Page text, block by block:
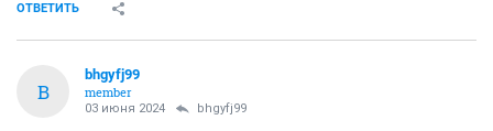
ОТВЕТИТЬ
B
bhgyfj99
member
03 июня 2024 bhgyfj99